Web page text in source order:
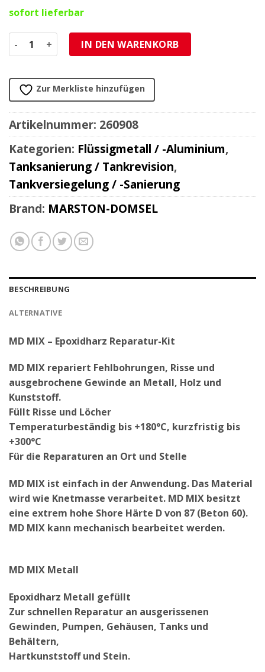
sofort lieferbar
Flüssigmetall MD MIX Aluminium Knetmasse Epoxid Farbe:
IN DEN WARENKORB
Zur Merkliste hinzufügen
Artikelnummer: 260908
Kategorien: Flüssigmetall / -Aluminium,
Tanksanierung / Tankrevision,
Tankversiegelung / -Sanierung
Brand: MARSTON-DOMSEL
BESCHREIBUNG
ALTERNATIVE
MD MIX – Epoxidharz Reparatur-Kit
MD MIX repariert Fehlbohrungen, Risse und
ausgebrochene Gewinde an Metall, Holz und
Kunststoff.
Füllt Risse und Löcher
Temperaturbeständig bis +180°C, kurzfristig bis
+300°C
Für die Reparaturen an Ort und Stelle
MD MIX ist einfach in der Anwendung. Das Material
wird wie Knetmasse verarbeitet. MD MIX besitzt
eine extrem hohe Shore Härte D von 87 (Beton 60).
MD MIX kann mechanisch bearbeitet werden.
MD MIX Metall
Epoxidharz Metall gefüllt
Zur schnellen Reparatur an ausgerissenen
Gewinden, Pumpen, Gehäusen, Tanks und
Behältern,
Hartkunststoff und Stein.